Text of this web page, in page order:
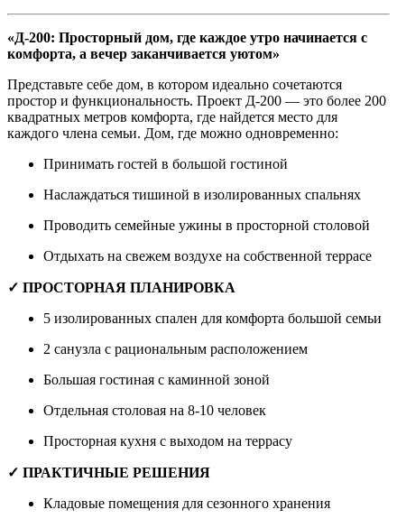
«Д-200: Просторный дом, где каждое утро начинается с
комфорта, а вечер заканчивается уютом»
Представьте себе дом, в котором идеально сочетаются
простор и функциональность. Проект Д-200 — это более 200
квадратных метров комфорта, где найдется место для
каждого члена семьи. Дом, где можно одновременно:
Принимать гостей в большой гостиной
Наслаждаться тишиной в изолированных спальнях
Проводить семейные ужины в просторной столовой
Отдыхать на свежем воздухе на собственной террасе
✓ ПРОСТОРНАЯ ПЛАНИРОВКА
5 изолированных спален для комфорта большой семьи
2 санузла с рациональным расположением
Большая гостиная с каминной зоной
Отдельная столовая на 8-10 человек
Просторная кухня с выходом на террасу
✓ ПРАКТИЧНЫЕ РЕШЕНИЯ
Кладовые помещения для сезонного хранения